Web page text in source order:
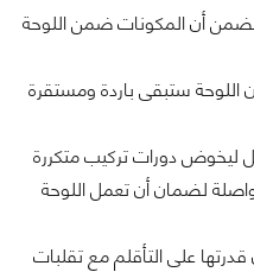
ليضمن أن المكونات ضمن اللوحة
اللوحة ستبقى باردة ومستقرة
ليخوض دورات تركيب متكررة
لمدة 48 ساعة متواصلة لضمان أن تعمل اللوحة
على التأقلم مع تقلبات